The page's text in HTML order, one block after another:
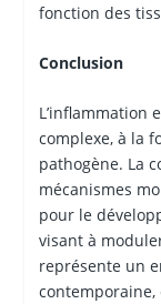
fonction des
Conclusion
L’inflammation
complexe, à la
pathogène. La
mécanismes
pour le
visant à
représente un
contemporaine,